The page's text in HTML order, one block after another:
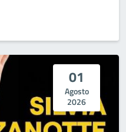
(FOTOGRAFIE) E
01
Agosto
2026